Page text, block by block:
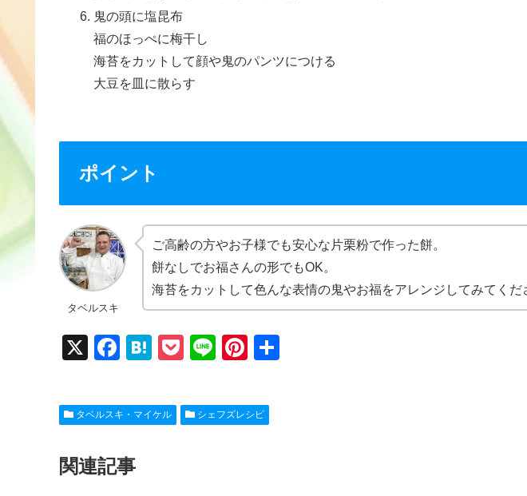
鬼の頭に塩昆布
福のほっぺに梅干し
海苔をカットして顔や鬼のパンツにつける
大豆を皿に散らす
ポイント
タベルスキ
ご高齢の方やお子様でも安心な片栗粉で作った餅。
餅なしでお福さんの形でもOK。
海苔をカットして色んな表情の鬼やお福をアレンジしてみてくだ
X
F
c
e
b
o
H
e
n
P
ck
et
Li
e
Pi
er
e
タベルスキ・マイケル シェフズレシピ
関連記事